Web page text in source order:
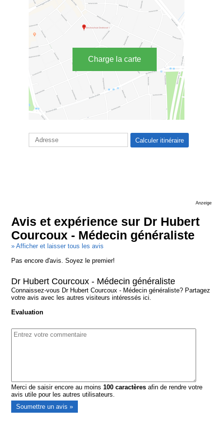
Charge la carte
Anzeige
Avis et expérience sur Dr Hubert
Courcoux - Médecin généraliste
» Afficher et laisser tous les avis
Pas encore d'avis. Soyez le premier!
Dr Hubert Courcoux - Médecin généraliste
Connaissez-vous Dr Hubert Courcoux - Médecin généraliste? Partagez
votre avis avec les autres visiteurs intéressés ici.
Evaluation
Merci de saisir encore au moins100 caractères afin de rendre votre
avis utile pour les autres utilisateurs.